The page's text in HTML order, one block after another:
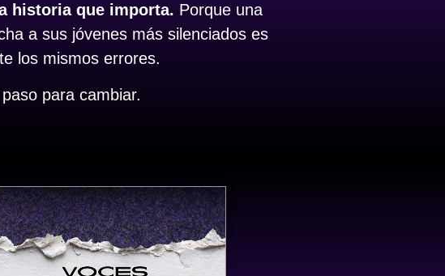
historia que importa. Porque una
a sus jóvenes más silenciados es
los mismos errores.
para cambiar.